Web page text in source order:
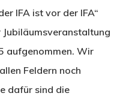
IFA ist vor der IFA“
aufgenommen. Wir
Feldern noch
dafür sind die